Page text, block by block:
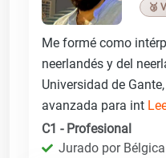
🥉
Me formé como
neerlandés y del
Universidad de
avanzada para int
C1 - Profesional
Jurado por